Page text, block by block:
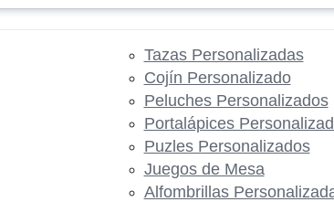
Tazas Personalizadas
Cojín Personalizado
Peluches Personalizados
Portalápices
Puzles Personalizados
Juegos de Mesa
Alfombrillas